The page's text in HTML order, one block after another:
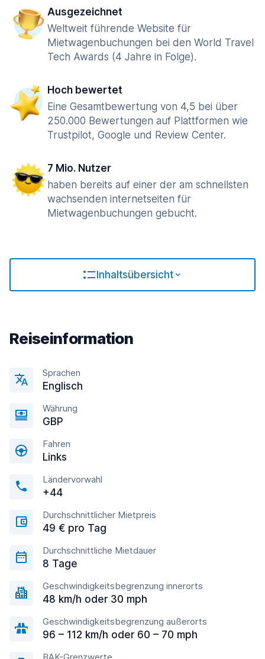
Ausgezeichnet
Weltweit führende Website für
Mietwagenbuchungen bei den World Travel
Tech Awards (4 Jahre in Folge).
Hoch bewertet
Eine Gesamtbewertung von 4,5 bei über
250.000 Bewertungen auf Plattformen wie
Trustpilot, Google und Review Center.
7 Mio. Nutzer
haben bereits auf einer der am schnellsten
wachsenden internetseiten für
Mietwagenbuchungen gebucht.
Inhaltsübersicht
Reiseinformation
Sprachen
Englisсh
Währung
GBP
Fahren
Links
Ländervorwahl
+44
Durchschnittlicher Mietpreis
49 € pro Tag
Durchschnittliche Mietdauer
8 Tage
Geschwindigkeitsbegrenzung innerorts
48 km/h oder 30 mph
Geschwindigkeitsbegrenzung außerorts
96 – 112 km/h oder 60 – 70 mph